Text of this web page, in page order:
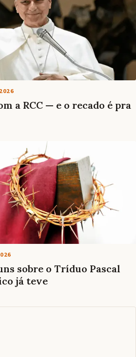
a RCC — e o recado é pra
sobre o Tríduo Pascal
já teve